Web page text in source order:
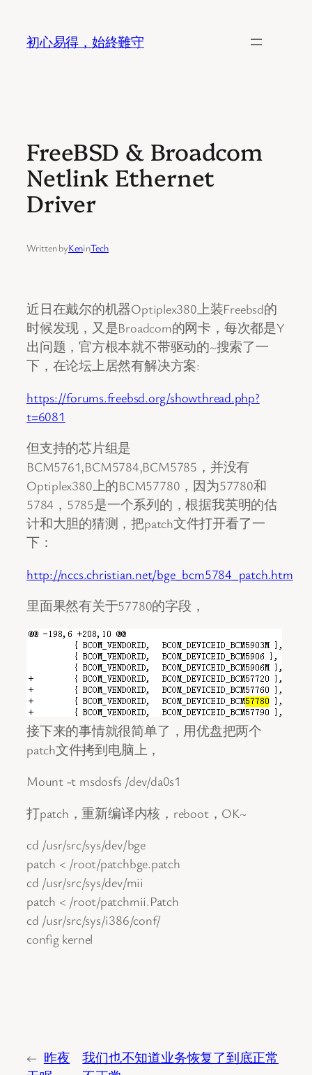
content
初心易得，始終難守
FreeBSD & Broadcom
Netlink Ethernet
Driver
Written byKeninTech
近日在戴尔的机器Optiplex380上装Freebsd的
时候发现，又是Broadcom的网卡，每次都是Y
出问题，官方根本就不带驱动的~搜索了一
下，在论坛上居然有解决方案:
https://forums.freebsd.org/showthread.php?
t=6081
但支持的芯片组是
BCM5761,BCM5784,BCM5785，并没有
Optiplex380上的BCM57780，因为57780和
5784，5785是一个系列的，根据我英明的估
计和大胆的猜测，把patch文件打开看了一
下：
http://nccs.christian.net/bge_bcm5784_patch.htm
里面果然有关于57780的字段，
接下来的事情就很简单了，用优盘把两个
patch文件拷到电脑上，
Mount -t msdosfs /dev/da0s1
打patch，重新编译内核，reboot，OK~
cd /usr/src/sys/dev/bge
patch < /root/patchbge.patch
cd /usr/src/sys/dev/mii
patch < /root/patchmii.Patch
cd /usr/src/sys/i386/conf/
config kernel
← 昨夜
我们也不知道业务恢复了到底正常